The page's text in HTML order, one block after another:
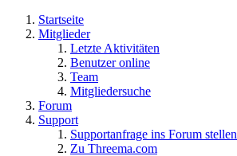
Startseite
Mitglieder
Letzte Aktivitäten
Benutzer online
Team
Mitgliedersuche
Forum
Support
Supportanfrage ins Forum stellen
Zu Threema.com